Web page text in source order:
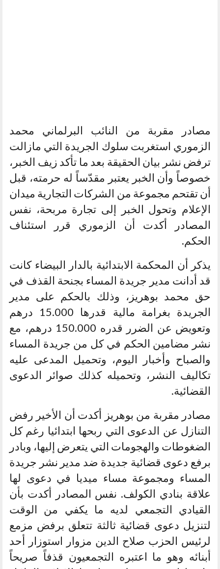
مصادر مقربة من النائب البرلماني محمد
الزموري استغربت سلوك الجريدة التي مازالت
ترفض نشر بيان الحقيقة بعد ما تأكد زيف الخبر،
خصوصاً وأن الخبر يعتبر مقدّساً له حرمته، قبل
أن تقتحم مجموعة من الشركات التجارية ميدان
الإعلام وتحول الخبر إلى تجارة مربحة، نفس
المصادر أكدت أن الزموري قرر استئناف
الحكم.
يذكر أن المحكمة الابتدائية بالدار البيضاء كانت
قد أدانت مدير جريدة المساء بجنحة القذف في
حق محمد بوهريز، وذلك بالحكم على مدير
الجريدة بغرامة مالية قدرها 15.000 درهم
وتعويض عن الضرر قدره 150.000 درهم، مع
نشر مضامين الحكم في كل من جريدة المساء
والصباح وأخبار اليوم، وتحميل المدعى عليه
تكاليف النشر، وتحميله كذلك صوائر الدعوى
القضائية.
مصادر مقربة من بوهريز أكدت أن الأخير رفض
التنازل عن الدعوى التي ربحها ابتدائيا رغم كل
الضغوطات والهجومات التي يتعرض إليها، وبادر
برفع دعوى قضائية جديدة ضد مدير نشر جريدة
المساء ومجموعة مساء ميديا في دعوى لها
علاقة بنادي الكولف. نفس المصادر أكدت بأن
القيادي التجمعي لديه ما يكفي من الوقت
لتنزيل دعوى قضائية ثالثة تتعلق برفض مزمع
لرئيس الحزب صلاح الدين مزوار استوزار أحد
أبنائه وهو ما اعتبره التجمعيون قذفاً صريحاً